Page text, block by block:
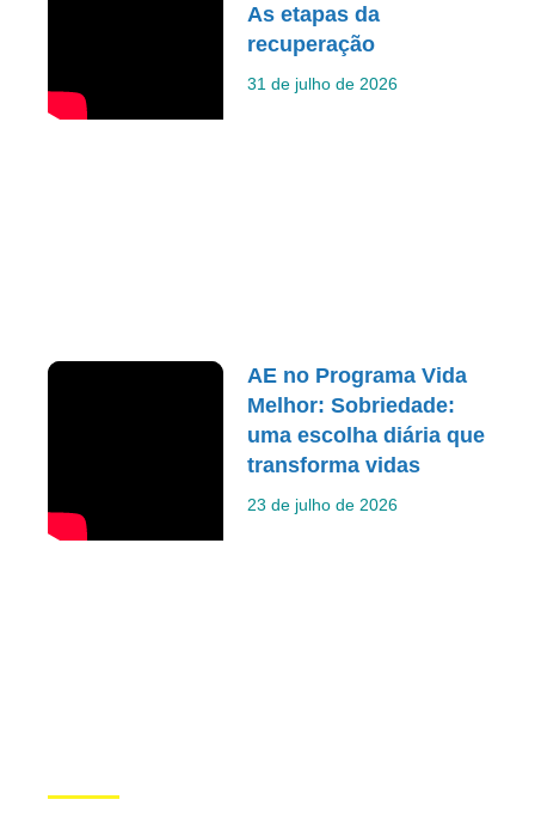
As etapas da
recuperação
31 de julho de 2026
AE no Programa Vida
Melhor: Sobriedade:
uma escolha diária que
transforma vidas
23 de julho de 2026